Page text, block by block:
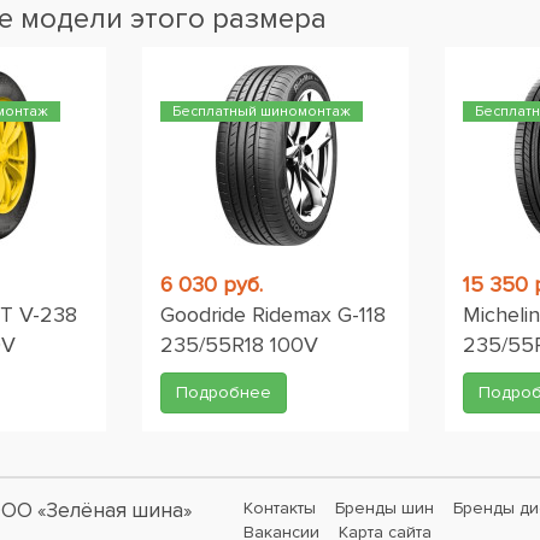
модели этого размера
V-238
Бесплатный шиномонтаж
6 030 руб.
Goodride Ridemax G-118
235/55R18 100V
Подробнее
15 350
235/
«Зелёная шина» Контакты Бренды шин
Бренды
Вакансии
Карта сайта